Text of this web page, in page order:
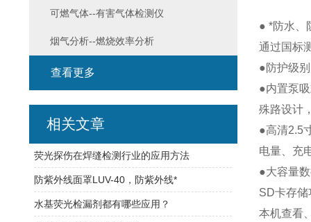
● *防水、
通过国标
●防护级
●内置泵
殊路设计
●高清2.5
电量、充
●大容量
SD卡存
本机查看
可燃气体--有害气体检测仪
烟气分析--燃烧效率分析
查看更多
相关文章
荧光探伤在焊缝检测行业的应用方法
防紫外线面罩LUV-40，防紫外线*
水基荧光检漏剂都有哪些应用？